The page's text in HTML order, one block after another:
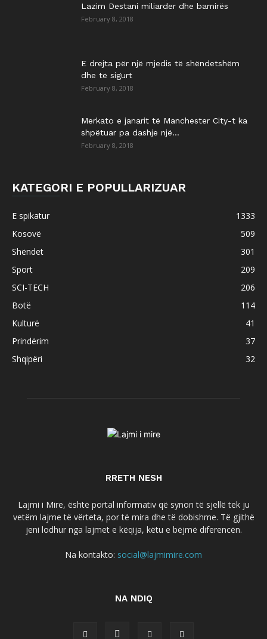
Lazim Destani miliarder dhe bamirës
February 8, 2018
E drejta për një mjedis të shëndetshëm
dhe të sigurt
February 8, 2018
Merkato e janarit të Manchester City-t ka
shpëtuar pa dashje një...
February 8, 2018
KATEGORI E POPULLARIZUAR
E spikatur
1333
Kosovë
509
Shëndet
301
Sport
209
SCI-TECH
206
Botë
114
Kulturë
41
Prindërim
37
Shqipëri
32
RRETH NESH
Lajmi i Mire, është portal informativ që synon të sjellë tek ju
vetëm lajme të vërteta, por të mira dhe të dobishme. Të gjithë
jeni lodhur nga lajmet e këqija, këtu e bëjmë diferencën.
Na kontakto: social@lajmimire.com
NA NDIQ